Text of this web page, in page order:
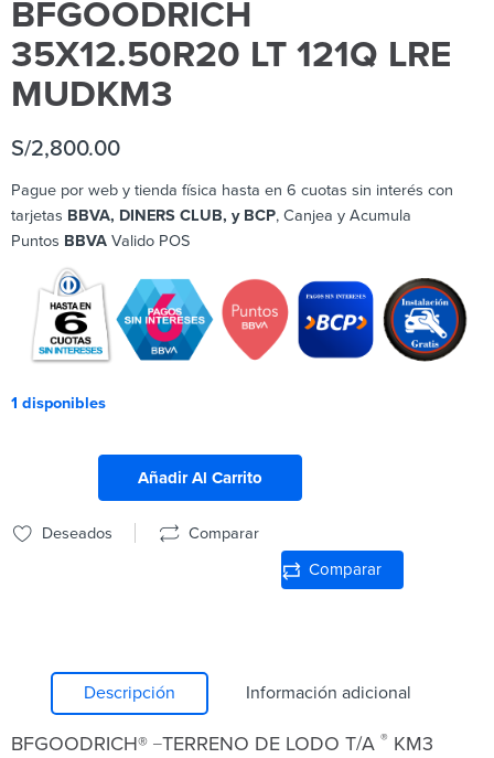
BFGOODRICH
35X12.50R20 LT 121Q LRE
MUDKM3
S/2,800.00
Pague por web y tienda física hasta en 6 cuotas sin interés con
tarjetas BBVA, DINERS CLUB, y BCP, Canjea y Acumula
Puntos BBVA Valido POS
1 disponibles
Añadir Al Carrito
Deseados Comparar
Comparar
Descripción Información adicional
BFGOODRICH® TERRENO DE LODO T/A ® KM3